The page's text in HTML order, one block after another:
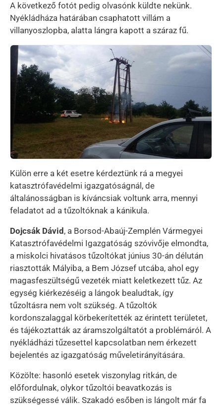
A következő fotót pedig olvasónk küldte nekünk.
Nyékládháza határában csaphatott villám a
villanyoszlopba, alatta lángra kapott a száraz fű.
Kép
Külön erre a két esetre kérdeztünk rá a megyei
katasztrófavédelmi igazgatóságnál, de
általánosságban is kíváncsiak voltunk arra, mennyi
feladatot ad a tűzoltóknak a kánikula.
Dojcsák Dávid , a Borsod-Abaúj-Zemplén Vármegyei
Katasztrófavédelmi Igazgatóság szóvivője elmondta,
a miskolci hivatásos tűzoltókat június 30-án délután
riasztották Mályiba, a Bem József utcába, ahol egy
magasfeszültségű vezeték miatt keletkezett tűz. Az
egység kiérkezéséig a lángok bealudtak, így
tűzoltásra nem volt szükség. A tűzoltók
kordonszalaggal körbekerítették az érintett területet,
és tájékoztatták az áramszolgáltatót a problémáról. A
nyékládházi tűzesettel kapcsolatban nem érkezett
bejelentés az igazgatóság műveletirányítására.
Közölte: hasonló esetek viszonylag ritkán, de
előfordulnak, olykor tűzoltói beavatkozás is
szükségessé válik. Szakadó esőben is lángolt már fa